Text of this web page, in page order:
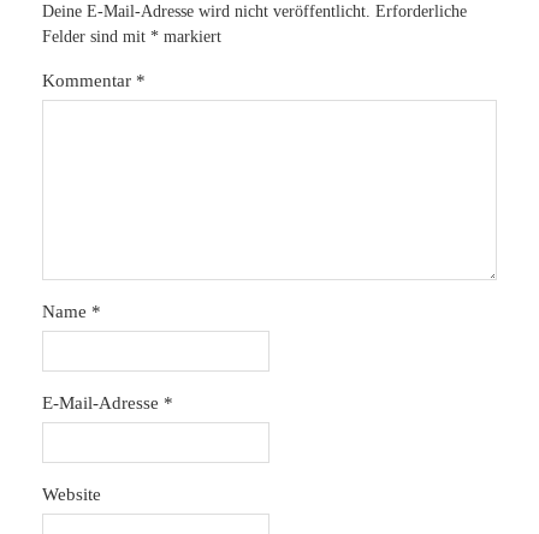
Deine E-Mail-Adresse wird nicht veröffentlicht. Erforderliche
Felder sind mit * markiert
Kommentar *
Name *
E-Mail-Adresse *
Website